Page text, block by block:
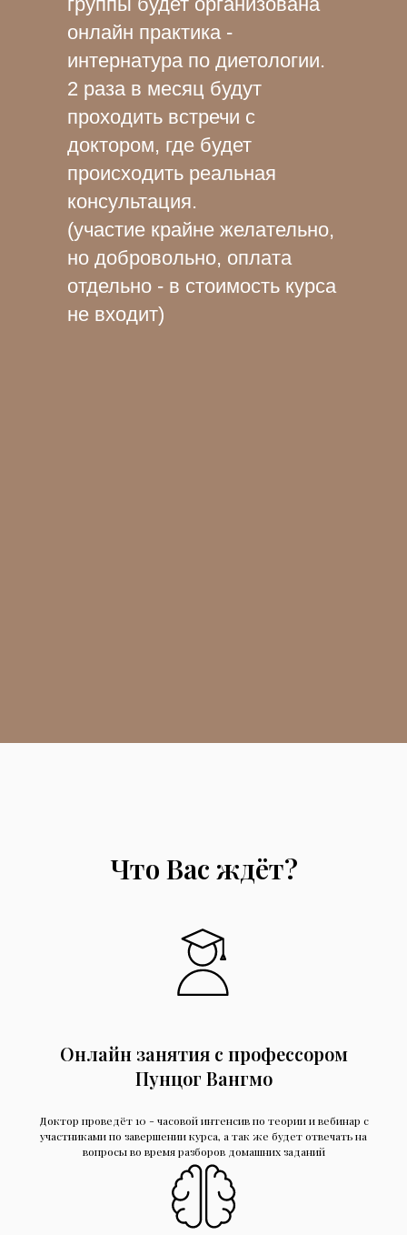
онлайн практика -
интернатура по диетологии.
2 раза в месяц будут
проходить встречи с
доктором, где будет
происходить реальная
консультация.
(участие крайне желательно,
но добровольно, оплата
отдельно - в стоимость курса
не входит)
Что Вас ждёт?
Онлайн занятия с профессором
Пунцог Вангмо
Доктор проведёт 10 - часовой интенсив по теории и вебинар с
участниками по завершении курса, а так же будет отвечать на
вопросы во время разборов домашних заданий